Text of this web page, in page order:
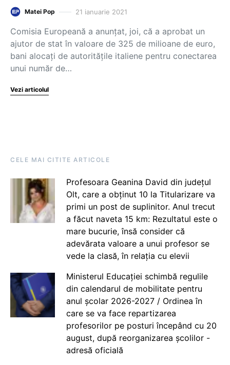
Matei Pop 21 ianuarie 2021
Comisia Europeană a anunțat, joi, că a aprobat un
ajutor de stat în valoare de 325 de milioane de euro,
bani alocați de autoritățile italiene pentru conectarea
unui număr de…
Vezi articolul
CELE MAI CITITE ARTICOLE
Profesoara Geanina David din județul
Olt, care a obținut 10 la Titularizare va
primi un post de suplinitor. Anul trecut
a făcut naveta 15 km: Rezultatul este o
mare bucurie, însă consider că
adevărata valoare a unui profesor se
vede la clasă, în relația cu elevii
Ministerul Educației schimbă regulile
din calendarul de mobilitate pentru
anul școlar 2026-2027 / Ordinea în
care se va face repartizarea
profesorilor pe posturi începând cu 20
august, după reorganizarea școlilor -
adresă oficială